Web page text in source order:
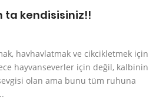
ta kendisisiniz!!
havhavlatmak ve cikcikletmek için
hayvanseverler için değil, kalbinin
olan ama bunu tüm ruhuna